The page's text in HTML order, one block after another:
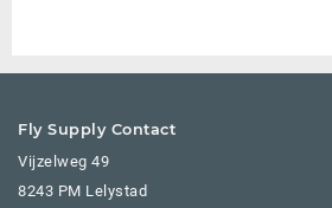
Fly Supply Contact
Vijzelweg 49
8243 PM Lelystad